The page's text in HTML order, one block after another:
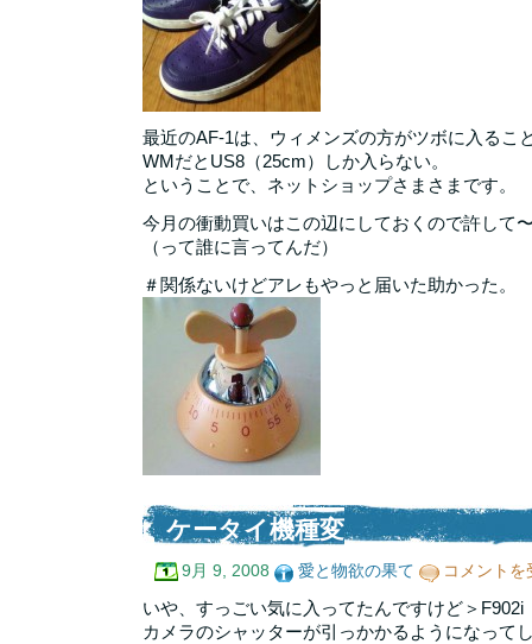
最近のAF-1は、ウィメンズの方がツボに入るこ
WMだとUS8（25cm）しか入らない。
ということで、ネットショップさまさまです。
今月の衝動買いはこの辺にしておくので許して
（って誰に言ってんだ）
＃関係ないけどアレもやっと届いた助かった。
ケータイ機種変
9月 9, 2008 愛と物欲の果て
ケ
タ
機
コメント
いや、すっごい気に入ってたんですけど＞F902i
カメラのシャッターが引っかかるようになって